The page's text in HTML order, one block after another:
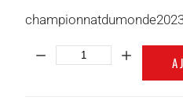
Quantité: